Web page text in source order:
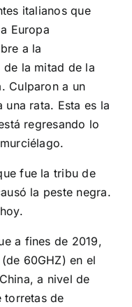
italianos que
Europa
a la
de la mitad de la
Culparon a un
una rata. Esta es la
regresando lo
fue la tribu de
la peste negra.
a fines de 2019,
60GHZ) en el
a nivel de
torretas de